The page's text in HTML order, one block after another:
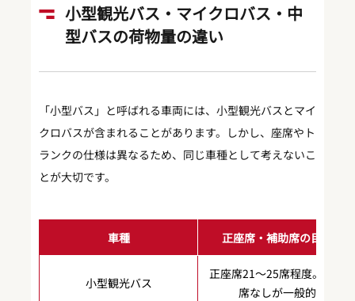
小型観光バス・マイクロバス・中
型バスの荷物量の違い
「小型バス」と呼ばれる車両には、小型観光バスとマイ
クロバスが含まれることがあります。しかし、座席やト
ランクの仕様は異なるため、同じ車種として考えないこ
とが大切です。
車種 正座席・補助席の目安
小型観光バス
正座席21〜25席程度。補助
席なしが一般的